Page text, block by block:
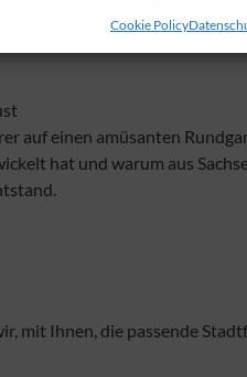
Cookie Policy
abendlichen
erzählt dabei Bekanntest
auf einen amüsanten
hat und warum aus
mit Ihnen, die passende